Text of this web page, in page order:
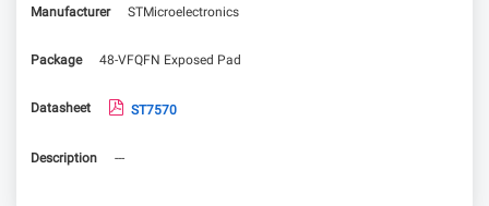
Manufacturer
STMicroelectronics
Package 48-VFQFN Exposed Pad
Datasheet ST7570
Description ---